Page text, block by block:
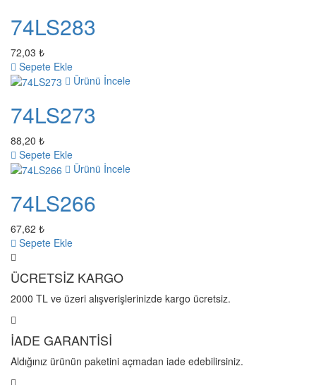
74LS283
72,03 ₺
Sepete Ekle
Ürünü İncele
74LS273
88,20 ₺
Sepete Ekle
Ürünü İncele
74LS266
67,62 ₺
Sepete Ekle
ÜCRETSİZ KARGO
2000 TL ve üzeri alışverişlerinizde kargo ücretsiz.
İADE GARANTİSİ
Aldığınız ürünün paketini açmadan iade edebilirsiniz.